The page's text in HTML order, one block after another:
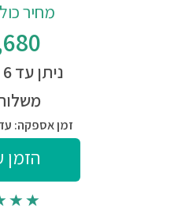
מחיר
ניתן עד 6 תשלומים
זמן אספקה: עד 30 ימי